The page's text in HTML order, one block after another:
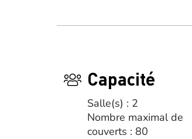
Capacité
Salle(s) : 2
Nombre maximal de
couverts : 80